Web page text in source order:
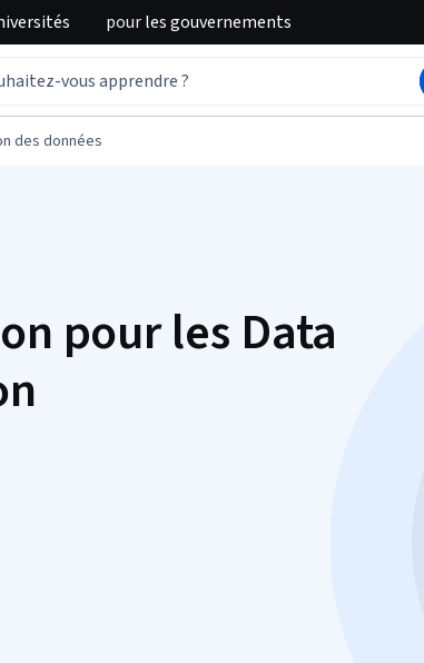
pourles gouvernements
des données
pour les Data